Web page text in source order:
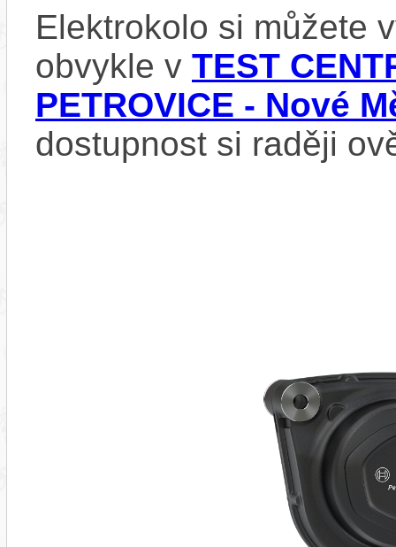
Elektrokolo si můžete
obvykle v TEST
PETROVICE - Nové
dostupnost si raději